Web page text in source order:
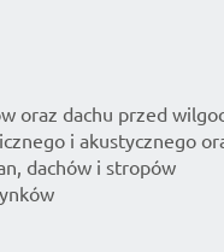
oraz dachu przed
i akustycznego
dachów i stropów